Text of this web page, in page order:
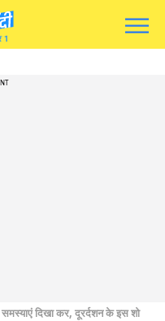
दिखा कर, दूरर्दशन के इस शो